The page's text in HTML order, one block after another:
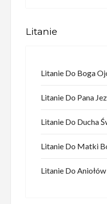
Litanie
Litanie Do Boga
Litanie Do Pana
Litanie Do Ducha
Litanie Do Matki
Litanie Do Aniołów